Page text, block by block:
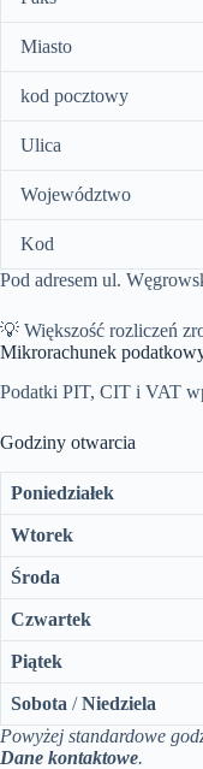
Miasto
kod pocztowy
Ulica
Województwo
Kod
Pod adresem ul.
💡 Większość rozliczeń
Mikrorachunek
Podatki PIT, CIT i VAT
Godziny otwarcia
Poniedziałek
Wtorek
Środa
Czwartek
Piątek
Sobota /Niedziela
Powyżej standardowe
Dane kontaktowe.